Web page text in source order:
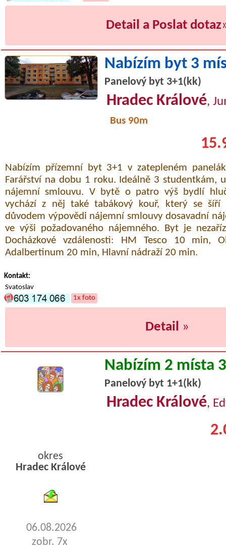
Detail a Poslat dotaz
Nabízím byt 3
Panelový byt 3+1(kk)
Hradec Králové,
Bus 90m
Nabízím přízemní byt 3+1 v zatepleném
Farářství na dobu 1 roku. Ideálně 3 studentkám,
nájemní smlouvu. V bytě o patro výš bydlí
vychází z něj také tabákový kouř, který se šíří
důvodem výpovědi nájemní smlouvy dosavadní
ve výši požadovaného nájemného. Byt je
Docházkové vzdálenosti: HM Tesco 10 min,
Adalbertinum 20 min, Hlavní nádraží 20 min.
Kontakt:
Svatoslav
1x foto
Detail »
Nabízím 2 místa
Panelový byt 1+1(kk)
Hradec Králové,
okres
Hradec Králové
06.08.2026
zobr. 7x